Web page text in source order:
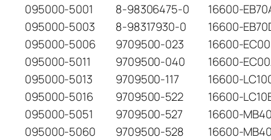
095000-5001
8-98306475-0
16600-
095000-5003
8-98317930-0
16600-
095000-5006
9709500-023
16600-
095000-5011
9709500-040
16600-
095000-5013
9709500-117
16600-
095000-5016
9709500-522
16600-
095000-5051
9709500-527
16600-
095000-5060
9709500-528
16600-